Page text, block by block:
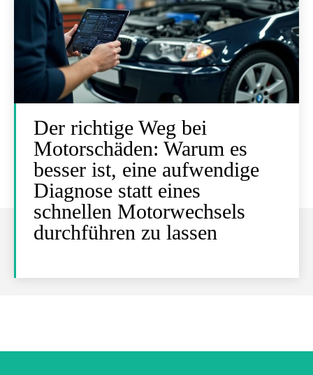
Der richtige Weg bei
Motorschäden: Warum es
besser ist, eine aufwendige
Diagnose statt eines
schnellen Motorwechsels
durchführen zu lassen